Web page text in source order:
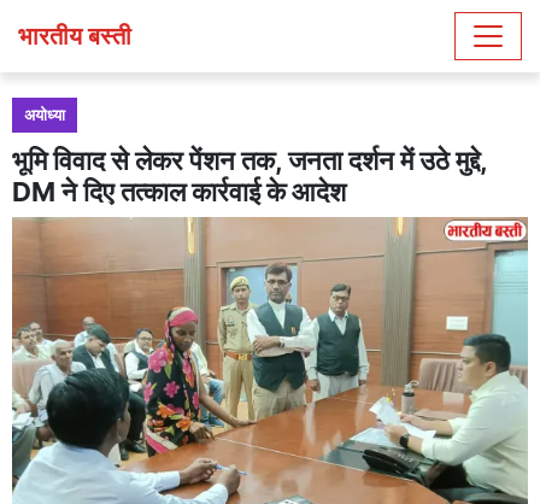
भारतीय बस्ती
अयोध्या
भूमि विवाद से लेकर पेंशन तक, जनता दर्शन में उठे मुद्दे,
DM ने दिए तत्काल कार्रवाई के आदेश